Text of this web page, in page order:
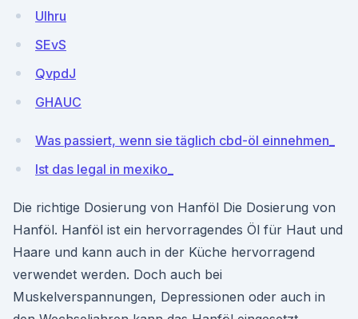
UIhru
SEvS
QvpdJ
GHAUC
Was passiert, wenn sie täglich cbd-öl einnehmen_
Ist das legal in mexiko_
Die richtige Dosierung von Hanföl Die Dosierung von
Hanföl. Hanföl ist ein hervorragendes Öl für Haut und
Haare und kann auch in der Küche hervorragend
verwendet werden. Doch auch bei
Muskelverspannungen, Depressionen oder auch in